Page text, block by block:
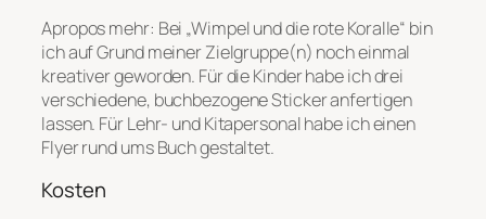
Apropos mehr: Bei „Wimpel und die rote Koralle“ bin
ich auf Grund meiner Zielgruppe(n) noch einmal
kreativer geworden. Für die Kinder habe ich drei
verschiedene, buchbezogene Sticker anfertigen
lassen. Für Lehr- und Kitapersonal habe ich einen
Flyer rund ums Buch gestaltet.
Kosten